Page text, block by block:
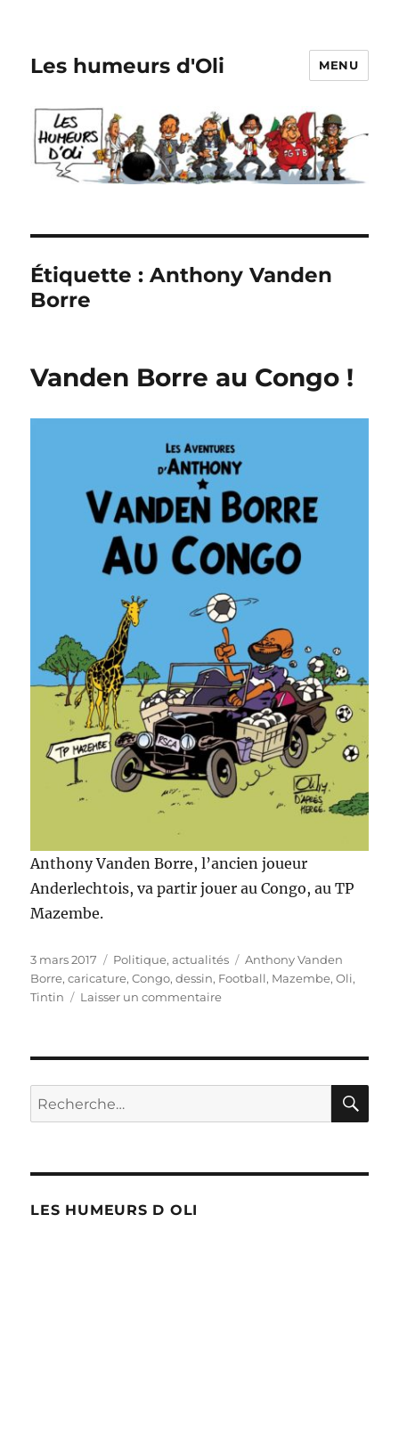
Les humeurs d'Oli MENU
Étiquette :Anthony Vanden
Borre
Vanden Borre au Congo !
Anthony Vanden Borre, l’ancien joueur
Anderlechtois, va partir jouer au Congo, au TP
Mazembe.
Publié
le
3 mars 2017 Catégories
Politique, actualités Étiquettes
Anthony Vanden
Borre,caricature,Congo,dessin, Football, Mazembe,Oli,
Tintin
Laisser un commentairesur
!
Recherche
pour :
LES HUMEURS D OLI